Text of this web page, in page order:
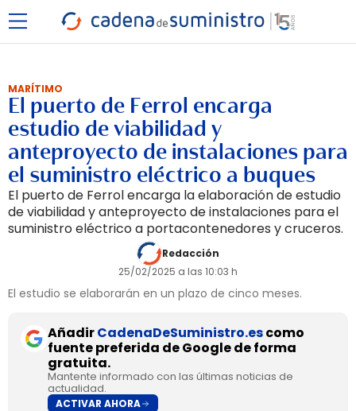
MARÍTIMO
El puerto de Ferrol encarga
estudio de viabilidad y
anteproyecto de instalaciones para
el suministro eléctrico a buques
El puerto de Ferrol encarga la elaboración de estudio
de viabilidad y anteproyecto de instalaciones para el
suministro eléctrico a portacontenedores y cruceros.
Redacción
25/02/2025 a las 10:03 h
El estudio se elaborarán en un plazo de cinco meses.
AñadirCadenaDeSuministro.escomo
fuente preferida de Google de forma
gratuita.
Mantente informado con las últimas noticias de
actualidad.
ACTIVAR AHORA